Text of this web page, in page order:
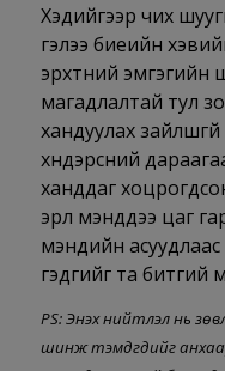
Хэдийгээр чих
гэлээ биеийн
эрхтний эмгэгийн
магадлалтай тул
хандуулах
хүндэрсний
ханддаг
эрүүл мэнддээ цаг
мэндийн
гэдгийг та битгий
PS: Энэхүү нийтлэл нь
шинж тэмдгүүдийг